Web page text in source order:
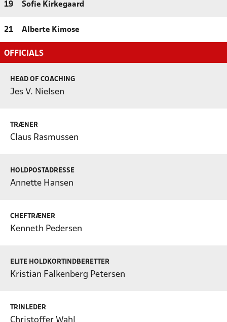
19 Sofie Kirkegaard
21 Alberte Kimose
OFFICIALS
HEAD OF COACHING
Jes V. Nielsen
TRÆNER
Claus Rasmussen
HOLDPOSTADRESSE
Annette Hansen
CHEFTRÆNER
Kenneth Pedersen
ELITE HOLDKORTINDBERETTER
Kristian Falkenberg Petersen
TRINLEDER
Christoffer Wahl